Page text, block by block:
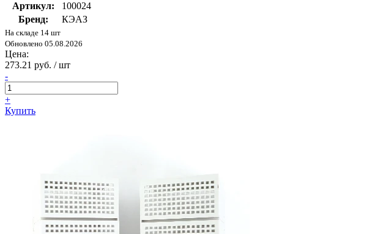
Артикул:
100024
Бренд:
КЭАЗ
На складе 14 шт
Обновлено 05.08.2026
Цена:
273.21 руб. / шт
-
+
Купить